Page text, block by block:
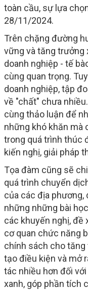
toàn cầu, sự lựa
28/11/2024.
Trên chặng đường
vững và tăng trưởng
doanh nghiệp - tế
cùng quan trọng.
doanh nghiệp, tập
về "chất" chưa
cùng thảo luận để
những khó khăn mà
trong quá trình thúc
kiến nghị, giải pháp
Tọa đàm cũng sẽ
quá trình chuyển
của các địa phương,
những những bài
các khuyến nghị, đề
cơ quan chức năng
chính sách cho
tạo điều kiện và mở
tác nhiều hơn đối
xanh, góp phần tích